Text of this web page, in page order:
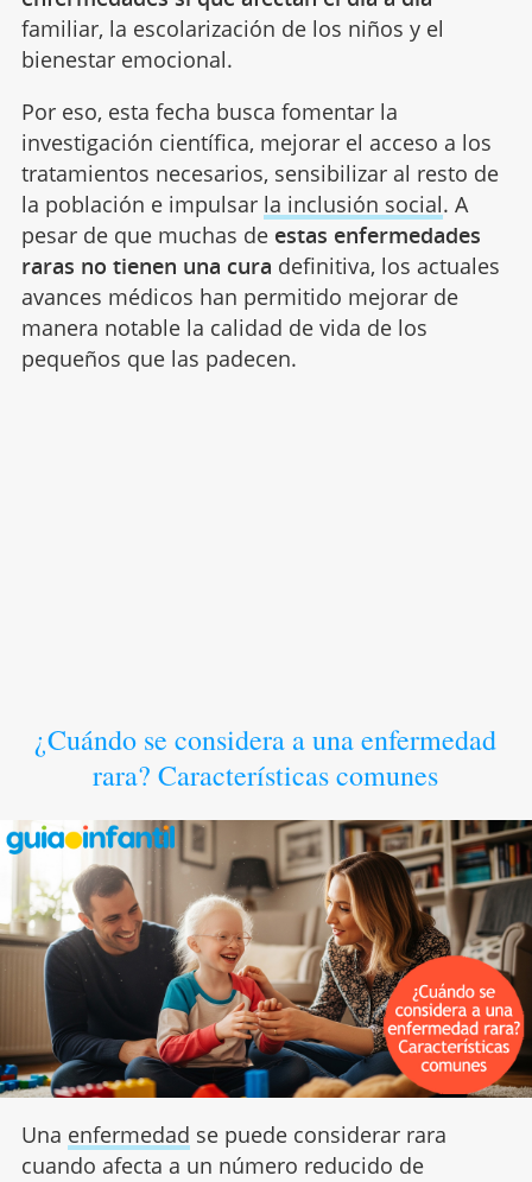
familiar, la escolarización de los niños y el
bienestar emocional.
Por eso, esta fecha busca fomentar la
investigación científica, mejorar el acceso a los
tratamientos necesarios, sensibilizar al resto de
la población e impulsar la inclusión social. A
pesar de que muchas de estas enfermedades
raras no tienen una cura definitiva, los actuales
avances médicos han permitido mejorar de
manera notable la calidad de vida de los
pequeños que las padecen.
¿Cuándo se considera a una enfermedad
rara? Características comunes
Una enfermedad se puede considerar rara
cuando afecta a un número reducido de